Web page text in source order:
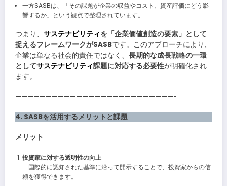
一方SASBは、「その課題が企業の収益やコスト、資産評価にどう影
響するか」という観点で整理されています。
つまり、 サステナビリティを「企業価値創造の要素」として
捉えるフレームワークがSASBです。このアプローチにより、
企業は単なる社会的責任ではなく、 長期的な成長戦略の一環
としてサステナビリティ課題に対応する必要性が明確化され
ます。
——————————————————————————-
4. SASBを活用するメリットと課題
メリット
投資家に対する透明性の向上
国際的に認知された基準に沿って開示することで、投資家からの信
頼を獲得できます。